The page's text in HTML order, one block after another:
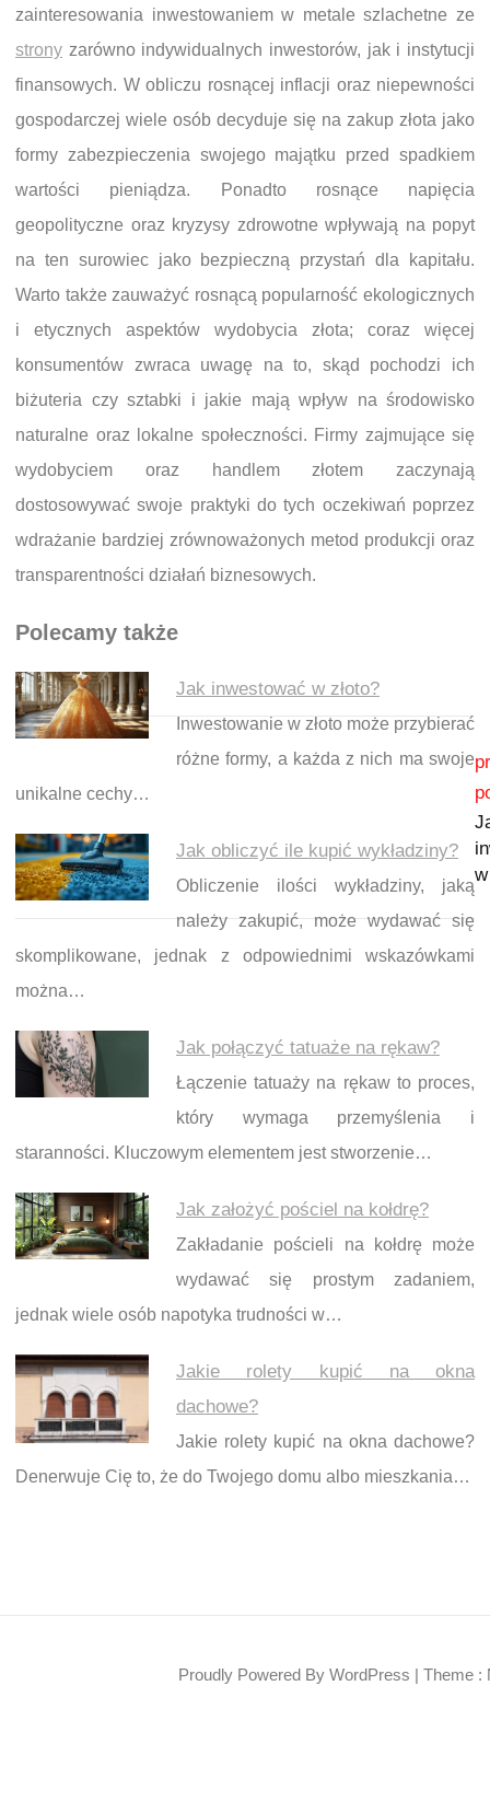
zainteresowania inwestowaniem w metale szlachetne ze
strony zarówno indywidualnych inwestorów, jak i instytucji
finansowych. W obliczu rosnącej inflacji oraz niepewności
gospodarczej wiele osób decyduje się na zakup złota jako
formy zabezpieczenia swojego majątku przed spadkiem
wartości pieniądza. Ponadto rosnące napięcia
geopolityczne oraz kryzysy zdrowotne wpływają na popyt
na ten surowiec jako bezpieczną przystań dla kapitału.
Warto także zauważyć rosnącą popularność ekologicznych
i etycznych aspektów wydobycia złota; coraz więcej
konsumentów zwraca uwagę na to, skąd pochodzi ich
biżuteria czy sztabki i jakie mają wpływ na środowisko
naturalne oraz lokalne społeczności. Firmy zajmujące się
wydobyciem oraz handlem złotem zaczynają
dostosowywać swoje praktyki do tych oczekiwań poprzez
wdrażanie bardziej zrównoważonych metod produkcji oraz
transparentności działań biznesowych.
Polecamy także
Jak inwestować w złoto?
Inwestowanie w złoto może przybierać
różne formy, a każda z nich ma swoje
unikalne cechy…
Jak obliczyć ile kupić wykładziny?
Obliczenie ilości wykładziny, jaką
należy zakupić, może wydawać się
skomplikowane, jednak z odpowiednimi wskazówkami
można…
Jak połączyć tatuaże na rękaw?
Łączenie tatuaży na rękaw to proces,
który wymaga przemyślenia i
staranności. Kluczowym elementem jest stworzenie…
Jak założyć pościel na kołdrę?
Zakładanie pościeli na kołdrę może
wydawać się prostym zadaniem,
jednak wiele osób napotyka trudności w…
Jakie rolety kupić na okna
dachowe?
Jakie rolety kupić na okna dachowe?
Denerwuje Cię to, że do Twojego domu albo mieszkania…
Nawigacja wpisu
Proudly Powered By WordPress | Theme :